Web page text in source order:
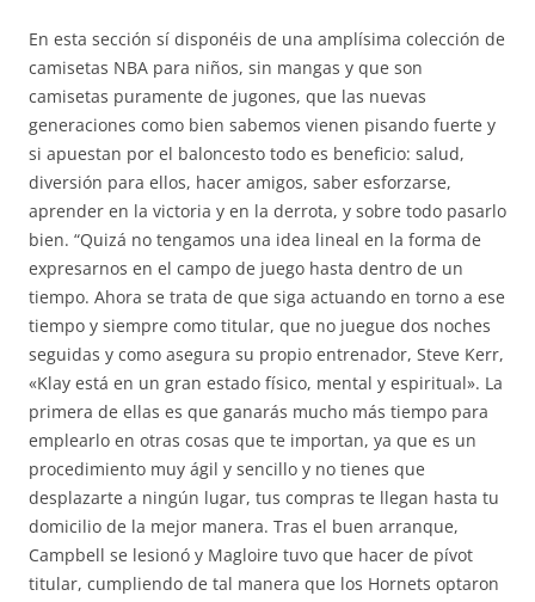
En esta sección sí disponéis de una amplísima colección de
camisetas NBA para niños, sin mangas y que son
camisetas puramente de jugones, que las nuevas
generaciones como bien sabemos vienen pisando fuerte y
si apuestan por el baloncesto todo es beneficio: salud,
diversión para ellos, hacer amigos, saber esforzarse,
aprender en la victoria y en la derrota, y sobre todo pasarlo
bien. “Quizá no tengamos una idea lineal en la forma de
expresarnos en el campo de juego hasta dentro de un
tiempo. Ahora se trata de que siga actuando en torno a ese
tiempo y siempre como titular, que no juegue dos noches
seguidas y como asegura su propio entrenador, Steve Kerr,
«Klay está en un gran estado físico, mental y espiritual». La
primera de ellas es que ganarás mucho más tiempo para
emplearlo en otras cosas que te importan, ya que es un
procedimiento muy ágil y sencillo y no tienes que
desplazarte a ningún lugar, tus compras te llegan hasta tu
domicilio de la mejor manera. Tras el buen arranque,
Campbell se lesionó y Magloire tuvo que hacer de pívot
titular, cumpliendo de tal manera que los Hornets optaron